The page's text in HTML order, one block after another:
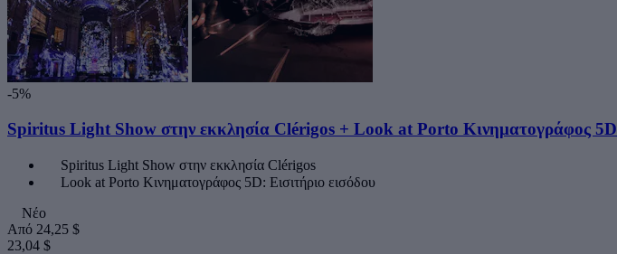
-5%
Spiritus Light Show στην εκκλησία Clérigos + Look at Porto Κινηματογράφος 5D
Spiritus Light Show στην εκκλησία Clérigos
Look at Porto Κινηματογράφος 5D: Εισιτήριο εισόδου
Νέο
Από 24,25 $
23,04 $